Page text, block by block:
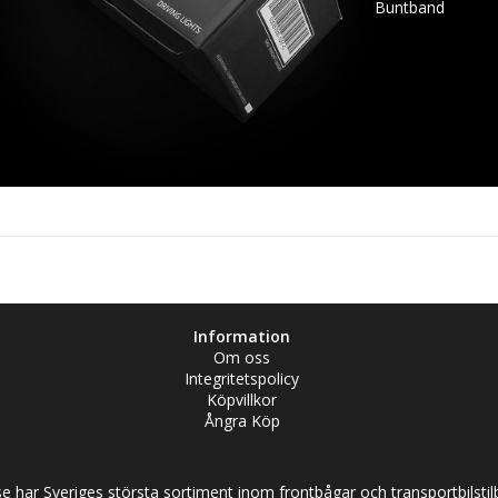
Buntband
Information
Om oss
Integritetspolicy
Köpvillkor
Ångra Köp
har Sveriges största sortiment inom frontbågar och